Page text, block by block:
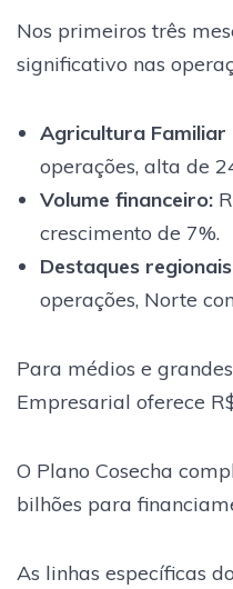
Nos primeiros três
significativo nas
Agricultura Familiar
operações, alta de
Volume financeiro:
crescimento de 7%.
Destaques
operações, Norte
Para médios e
Empresarial oferece
O Plano Cosecha
bilhões para
As linhas específicas